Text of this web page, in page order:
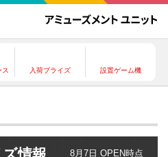
入荷プライズ 設置ゲーム機
8月7日 OPEN時点